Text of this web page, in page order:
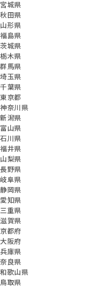
宮城県
秋田県
山形県
福島県
茨城県
栃木県
群馬県
埼玉県
千葉県
東京都
神奈川県
新潟県
富山県
石川県
福井県
山梨県
長野県
岐阜県
静岡県
愛知県
三重県
滋賀県
京都府
大阪府
兵庫県
奈良県
和歌山県
鳥取県